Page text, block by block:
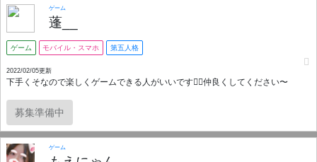
なった方是非申請ください！
ゲーム
蓬__
ゲーム モバイル・スマホ 第五人格
2022/02/05更新
下手くそなので楽しくゲームできる人がいいです🙋‍♀️仲良くしてください〜
募集準備中
ゲーム